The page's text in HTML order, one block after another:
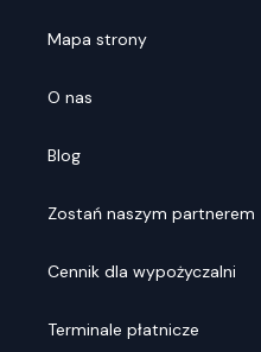
Mapa strony
O nas
Blog
Zostań naszym partnerem
Cennik dla wypożyczalni
Terminale płatnicze